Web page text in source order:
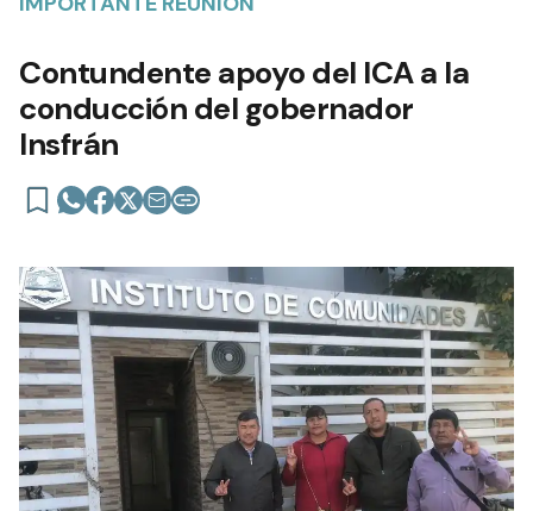
Contundente apoyo del ICA a la
conducción del gobernador
Insfrán